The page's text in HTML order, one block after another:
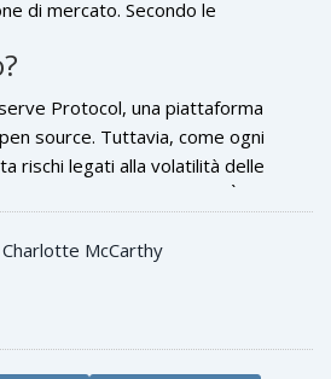
di mercato. Secondo le
top criptovalute, ponderate in
del mercato.
Protocol, una piattaforma
source. Tuttavia, come ogni
rischi legati alla volatilità delle
alla sicurezza della rete. È
Charlotte McCarthy